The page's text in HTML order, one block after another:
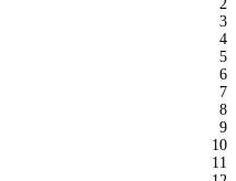
2
3
4
5
6
7
8
9
10
11